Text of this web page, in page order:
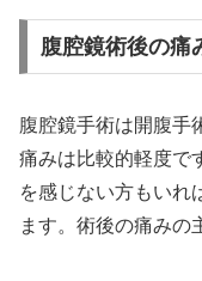
腹腔鏡術後の痛
腹腔鏡手術は開腹手
痛みは比較的軽度で
を感じない方もいれ
ます。術後の痛みの